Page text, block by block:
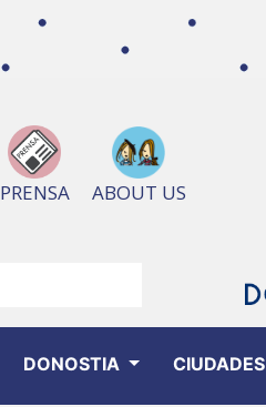
PRENSA ABOUT US
DONOSTIA CIUDADES